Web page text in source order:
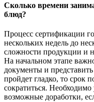
Сколько времени
блюд?
Процесс сертификации
нескольких недель до
сложности продукции и
На начальном этапе
документы и
пройдет гладко, то срок
сократиться.
возможные доработки,